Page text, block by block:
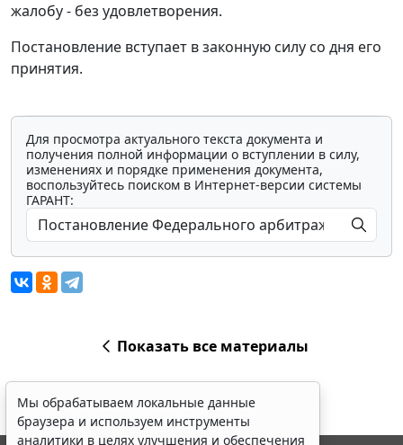
жалобу - без удовлетворения.
Постановление вступает в законную силу со дня его
принятия.
Для просмотра актуального текста документа и
получения полной информации о вступлении в силу,
изменениях и порядке применения документа,
воспользуйтесь поиском в Интернет-версии системы
ГАРАНТ:
Показать все материалы
Мы обрабатываем локальные данные
браузера и используем инструменты
аналитики в целях улучшения и обеспечения